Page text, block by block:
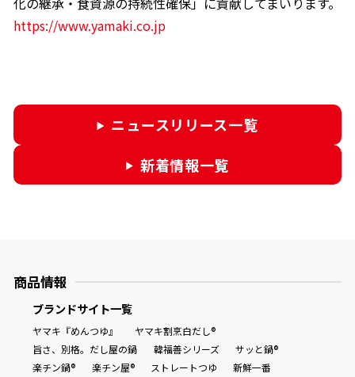
https://www.yamaki.co.jp
ニュースリリース一覧
新着情報一覧
商品情報
ブランドサイト一覧
ヤマキ『めんつゆ』
ヤマキ割烹白だし®
旨さ、別格。だし屋の鍋
韓福善シリーズ
サッと鍋®
楽チン鍋®
楽チン屋® ストレートつゆ
新鮮一番